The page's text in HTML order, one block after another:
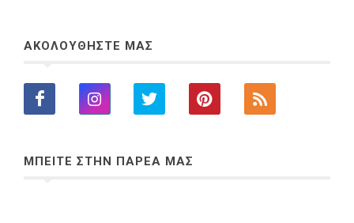
ΑΚΟΛΟΥΘΗΣΤΕ ΜΑΣ
ΜΠΕΙΤΕ ΣΤΗΝ ΠΑΡΕΑ ΜΑΣ